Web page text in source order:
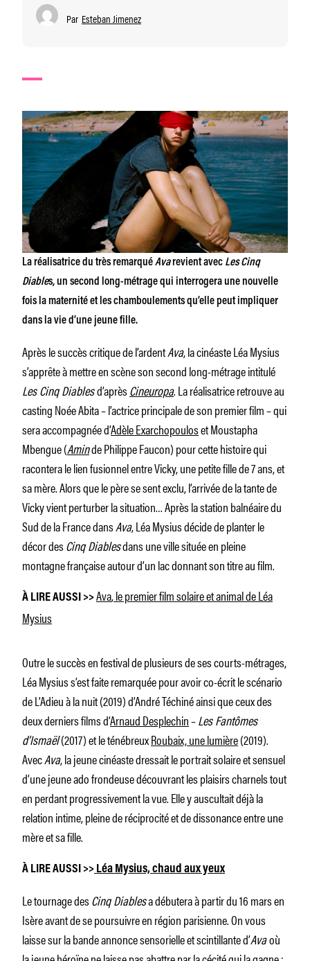
Par Esteban Jimenez
La réalisatrice du très remarquéAvarevient avec Les Cinq
Diables, un second long-métrage qui interrogera une nouvelle
fois la maternité et les chamboulements qu’elle peut impliquer
dans la vie d’une jeune fille.
Après le succès critique de l’ardentAva, la cinéaste Léa Mysius
s’apprête à mettre en scène son second long-métrage intitulé
Les Cinq Diablesd’aprèsCineuropa. La réalisatrice retrouve au
casting Noée Abita – l’actrice principale de son premier film – qui
sera accompagnée d’Adèle Exarchopouloset Moustapha
Mbengue (Aminde Philippe Faucon) pour cette histoire qui
racontera le lien fusionnel entre Vicky, une petite fille de 7 ans, et
sa mère. Alors que le père se sent exclu, l’arrivée de la tante de
Vicky vient perturber la situation… Après la station balnéaire du
Sud de la France dansAva, Léa Mysius décide de planter le
décor desCinq Diablesdans une ville située en pleine
montagne française autour d’un lac donnant son titre au film.
À LIRE AUSSI >>Ava, le premier film solaire et animal de Léa
Mysius
Outre le succès en festival de plusieurs de ses courts-métrages,
Léa Mysius s’est faite remarquée pour avoir co-écrit le scénario
deL’Adieu à la nuit(2019) d’André Téchiné ainsi que ceux des
deux derniers films d’Arnaud Desplechin–Les Fantômes
d’Ismaël(2017) et le ténébreuxRoubaix, une lumière(2019).
AvecAva, la jeune cinéaste dressait le portrait solaire et sensuel
d’une jeune ado frondeuse découvrant les plaisirs charnels tout
en perdant progressivement la vue. Elle y auscultait déjà la
relation intime, pleine de réciprocité et de dissonance entre une
mère et sa fille.
À LIRE AUSSI >> Léa Mysius, chaud aux yeux
Le tournage desCinq Diablesa débutera à partir du 16 mars en
Isère avant de se poursuivre en région parisienne. On vous
laisse sur la bande annonce sensorielle et scintillante d’Avaoù